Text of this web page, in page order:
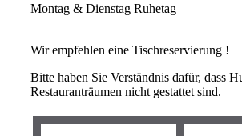
Montag & Dienstag Ruhetag
Wir empfehlen eine Tischreservierung !
Bitte haben Sie Verständnis dafür, dass
Restauranträumen nicht gestattet sind.